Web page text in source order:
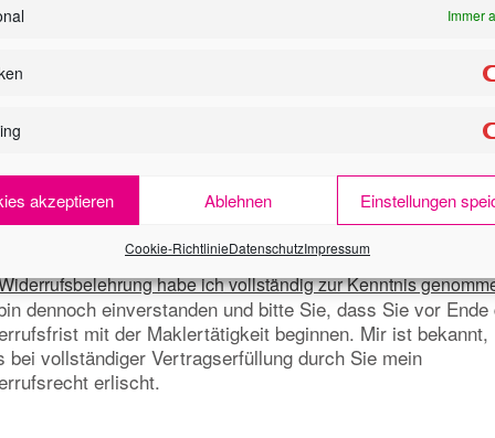
Immer
akzeptieren Ablehnen Einstellungen
Cookie-RichtlinieDatenschutzImpressum
habe ich vollständig zur Kenntnis
dennoch einverstanden und bitte Sie, dass Sie vor Ende
mit der Maklertätigkeit beginnen. Mir ist bekannt,
bei vollständiger Vertragserfüllung durch Sie mein
erlischt.